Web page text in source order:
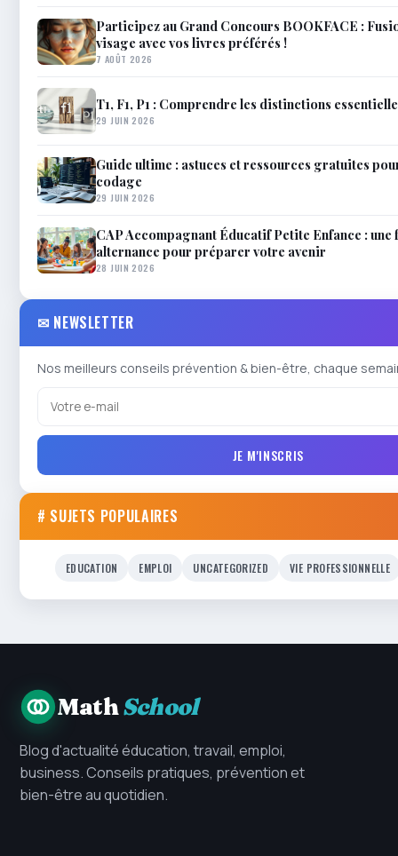
Participez au Grand Concours BOOKFACE :
visage avec vos livres préférés !
7 AOÛT 2026
T1, F1, P1 : Comprendre les distinctions
29 JUIN 2026
Guide ultime : astuces et ressources gratuites
codage
29 JUIN 2026
CAP Accompagnant Éducatif Petite Enfance :
alternance pour préparer votre avenir
28 JUIN 2026
✉ NEWSLETTER
Nos meilleurs conseils prévention & bien-être, chaque
JE M'INSCRIS
# SUJETS POPULAIRES
EDUCATION EMPLOI UNCATEGORIZED VIE PROFESSIONNELLE
MathSchool
Blog d'actualité éducation, travail, emploi,
business. Conseils pratiques, prévention et
bien-être au quotidien.